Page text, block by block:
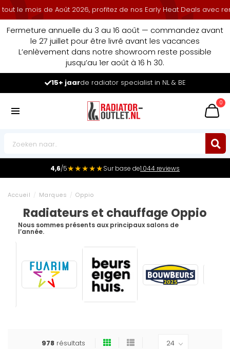
mois de Août 2026, profitez de nos Early Heat Deals avec remise
Fermeture annuelle du 3 au 16 août — commandez avant
le 27 juillet pour être livré avant les vacances
L’enlèvement dans notre showroom reste possible
jusqu’au 1er août à 16 h 30.
Leader du marchédes radiateurs au Benelux
0
4,6/5★★★★★Sur base de1.044 reviews
Accueil / Marques / Oppio
Radiateurs et chauffage Oppio
Nous sommes présents aux principaux salons de
l’année.
978 résultats